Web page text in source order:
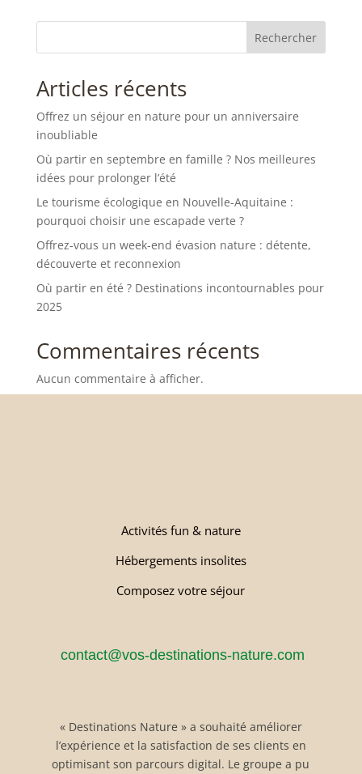
Rechercher
Articles récents
Offrez un séjour en nature pour un anniversaire
inoubliable
Où partir en septembre en famille ? Nos meilleures
idées pour prolonger l’été
Le tourisme écologique en Nouvelle-Aquitaine :
pourquoi choisir une escapade verte ?
Offrez-vous un week-end évasion nature : détente,
découverte et reconnexion
Où partir en été ? Destinations incontournables pour
2025
Commentaires récents
Aucun commentaire à afficher.
Activités fun & nature
Hébergements insolites
Composez votre séjour
contact@vos-destinations-nature.com
« Destinations Nature » a souhaité améliorer
l’expérience et la satisfaction de ses clients en
optimisant son parcours digital. Le groupe a pu